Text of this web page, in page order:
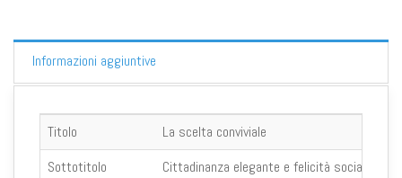
Informazioni aggiuntive
Titolo
La scelta conviviale
Sottotitolo
Cittadinanza elegante e felicità sociale